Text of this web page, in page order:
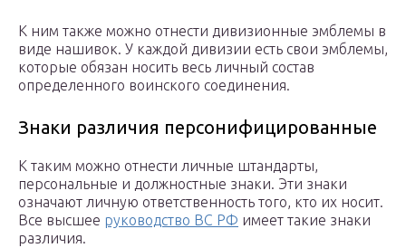
К ним также можно отнести дивизионные эмблемы в
виде нашивок. У каждой дивизии есть свои эмблемы,
которые обязан носить весь личный состав
определенного воинского соединения.
Знаки различия персонифицированные
К таким можно отнести личные штандарты,
персональные и должностные знаки. Эти знаки
означают личную ответственность того, кто их носит.
Все высшее руководство ВС РФ имеет такие знаки
различия.